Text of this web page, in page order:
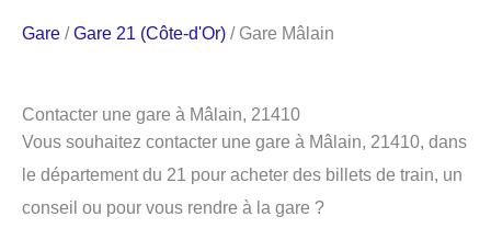
Gare /Gare 21 (Côte-d'Or) / Gare Mâlain
Contacter une gare à Mâlain, 21410
Vous souhaitez contacter une gare à Mâlain, 21410, dans
le département du 21 pour acheter des billets de train, un
conseil ou pour vous rendre à la gare ?